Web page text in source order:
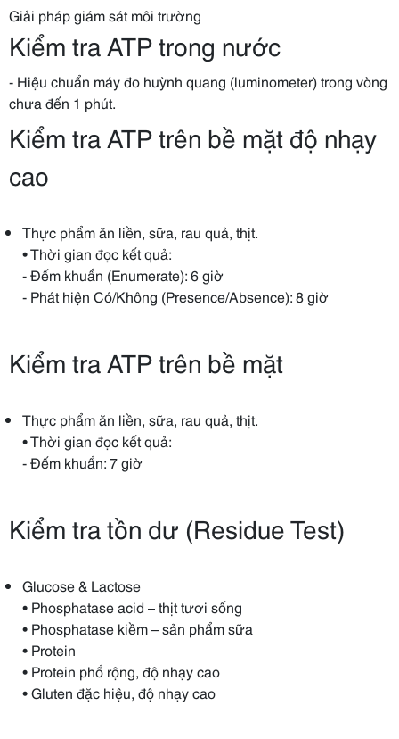
Giải pháp giám sát môi trường
Kiểm tra ATP trong nước
- Hiệu chuẩn máy đo huỳnh quang (luminometer) trong vòng
chưa đến 1 phút.
Kiểm tra ATP trên bề mặt độ nhạy
cao
Thực phẩm ăn liền, sữa, rau quả, thịt.
• Thời gian đọc kết quả:
- Đếm khuẩn (Enumerate): 6 giờ
- Phát hiện Có/Không (Presence/Absence): 8 giờ
Kiểm tra ATP trên bề mặt
Thực phẩm ăn liền, sữa, rau quả, thịt.
• Thời gian đọc kết quả:
- Đếm khuẩn: 7 giờ
Kiểm tra tồn dư (Residue Test)
Glucose & Lactose
• Phosphatase acid – thịt tươi sống
• Phosphatase kiềm – sản phẩm sữa
• Protein
• Protein phổ rộng, độ nhạy cao
• Gluten đặc hiệu, độ nhạy cao